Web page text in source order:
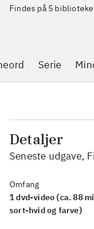
Findes på 5
Serie
Detaljer
Seneste udgave,
Omfang
1 dvd-video (ca. 88
sort-hvid og farve)